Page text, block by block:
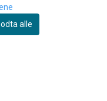
alle